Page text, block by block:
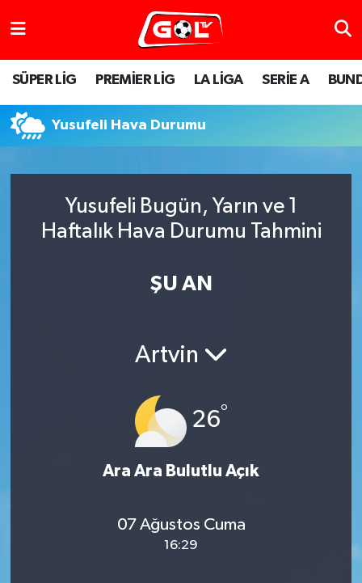
SÜPER LİG PREMİER LİG LA LİGA SERİE A
Yusufeli Hava Durumu
Yusufeli Bugün, Yarın ve 1
Haftalık Hava Durumu Tahmini
ŞU AN
Artvin
26°
Ara Ara Bulutlu Açık
07 Ağustos Cuma
16:29